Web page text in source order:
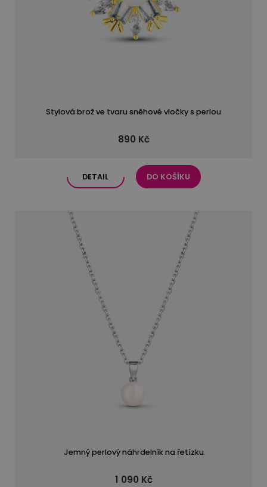
Stylová brož ve tvaru sněhové vločky s perlou
890 Kč
DETAIL DO KOŠÍKU
Jemný perlový náhrdelník na řetízku
1 090 Kč